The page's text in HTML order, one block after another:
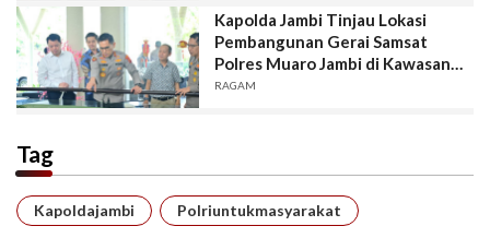
Kapolda Jambi Tinjau Lokasi
Pembangunan Gerai Samsat
Polres Muaro Jambi di Kawasan
CRC
RAGAM
Tag
Kapoldajambi Polriuntukmasyarakat